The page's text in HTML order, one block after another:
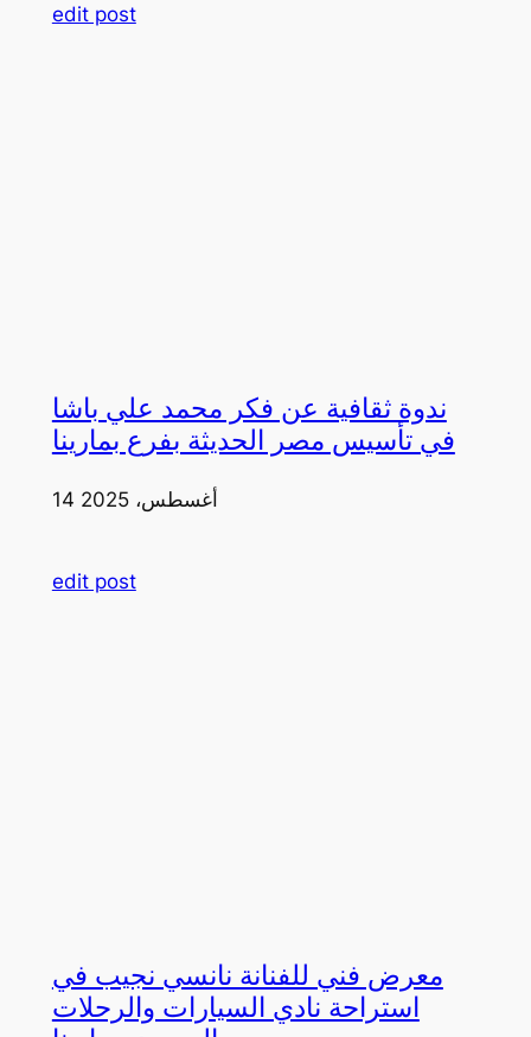
edit post
ندوة ثقافية عن فكر محمد علي باشا
في تأسيس مصر الحديثة بفرع بمارينا
14 أغسطس، 2025
edit post
معرض فني للفنانة نانسي نجيب في
استراحة نادي السيارات والرحلات